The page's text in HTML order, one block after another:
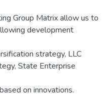
Group Matrix allow us to
development
strategy, LLC
State Enterprise
on innovations.